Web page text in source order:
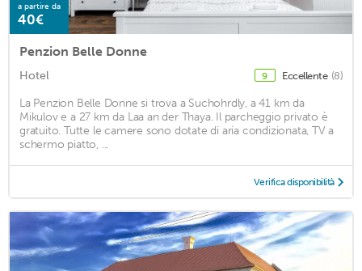
a partire da
40€
Penzion Belle Donne
Hotel 9 Eccellente (8)
La Penzion Belle Donne si trova a Suchohrdly, a 41 km da
Mikulov e a 27 km da Laa an der Thaya. Il parcheggio privato è
gratuito. Tutte le camere sono dotate di aria condizionata, TV a
schermo piatto, ...
Verifica disponibilità